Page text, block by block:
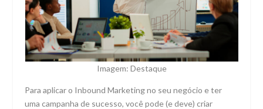
Imagem: Destaque
Para aplicar o Inbound Marketing no seu negócio e ter
uma campanha de sucesso, você pode (e deve) criar